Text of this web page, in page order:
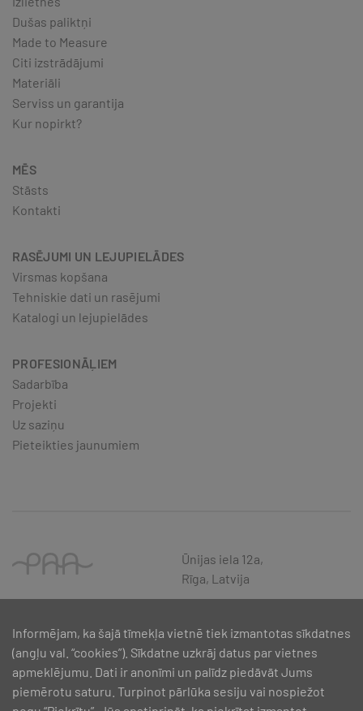
Dušas paliktņi
Made to Measure
Citi izstrādājumi
Materiāli
Serviss un garantija
Kur nopirkt?
MĒS
Stāsts
Kontakti
RASĒJUMI UN LEJUPIELĀDES
Virsmas kopšana
Tehniskie dati un rasējumi
Katalogi un lejupielādes
PROFESIONĀĻIEM
Sadarbība
Projekti
Uz saziņu
Pieteikties jaunumiem
Ūnijas iela 12a,
Rīga, Latvija
Informējam, ka šajā tīmekļa vietnē tiek izmantotas sīkdatnes
(angļu val. “cookies”). Sīkdatne uzkrāj datus par vietnes
apmeklējumu. Dati ir anonīmi un palīdz piedāvāt Jums
piemērotu saturu. Turpinot pārlūka sesiju vai nospiežot